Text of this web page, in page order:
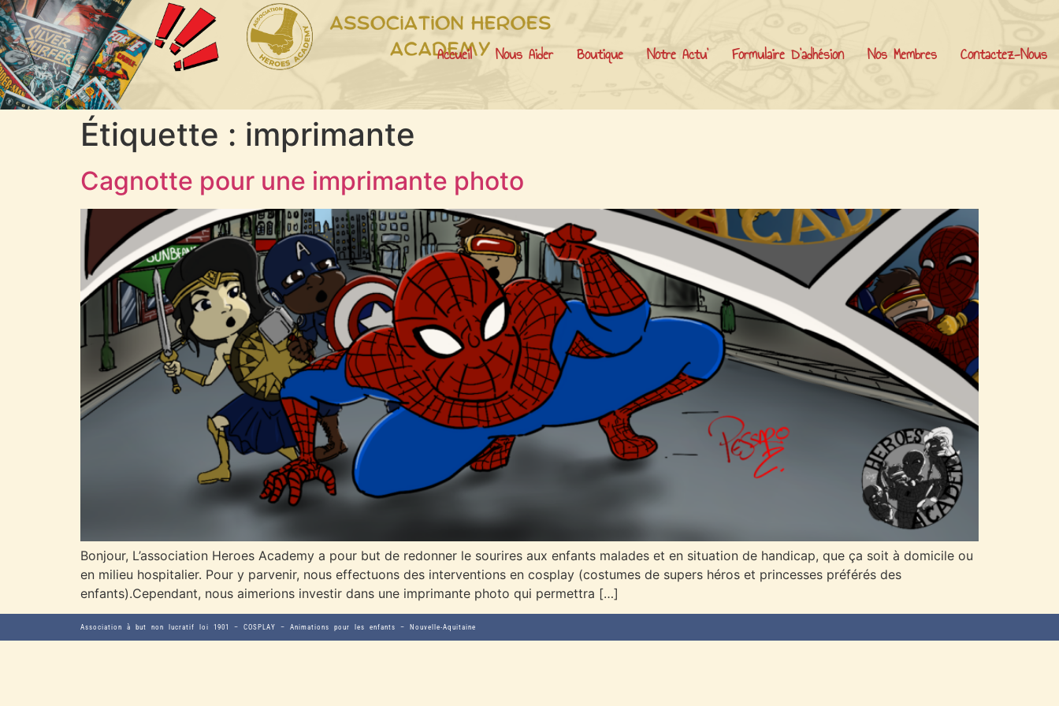
Accueil Nous Aider Boutique Notre Actu’ Formulaire D’adhésion Nos Membres Contactez-Nous
Étiquette : imprimante
Cagnotte pour une imprimante photo
Bonjour, L’association Heroes Academy a pour but de redonner le sourires aux enfants malades et en situation de handicap, que ça soit à domicile ou
en milieu hospitalier. Pour y parvenir, nous effectuons des interventions en cosplay (costumes de supers héros et princesses préférés des
enfants).Cependant, nous aimerions investir dans une imprimante photo qui permettra […]
Association à but non lucratif loi 1901 – COSPLAY – Animations pour les enfants – Nouvelle-Aquitaine